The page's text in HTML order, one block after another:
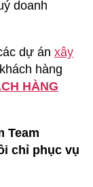
doanh
dự án xây
hàng
HÀNG
Team
chỉ phục vụ